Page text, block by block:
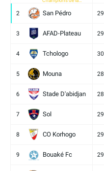
2 San Pédro 29
3 AFAD-Plateau 29
4 Tchologo 30
5 Mouna 28
6 Stade D'abidjan 28
7 Sol 29
8 CO Korhogo 29
9 Bouaké Fc 29